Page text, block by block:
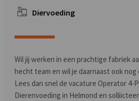
Diervoeding
Wil jij werken in een prachtige fabriek
hecht team en wil je daarnaast ook
Lees dan snel de vacature Operator 4-
Dierenvoeding in Helmond en